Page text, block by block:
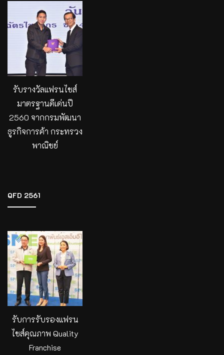
รับรางวัลแฟรนไชส์
มาตรฐานดีเด่นปี
2560 จากกรมพัฒนา
ธูรกิจการค้า กระทรวง
พาณิชย์
QFD 2561
รับการรับรองแฟรน
ไชส์คุณภาพ Quality
Franchise